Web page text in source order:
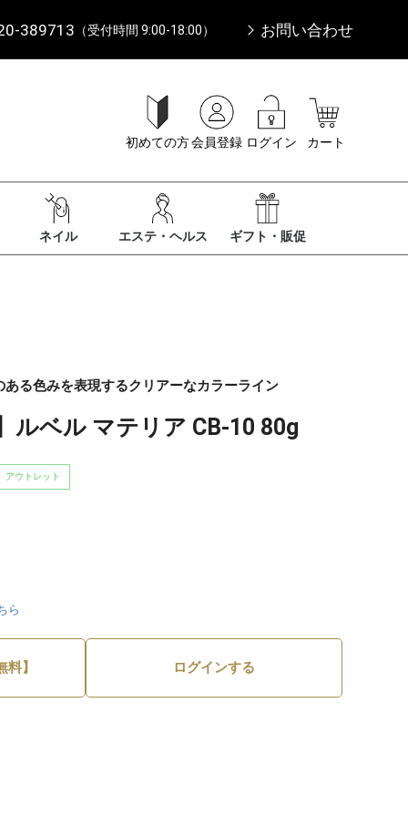
389713 （受付時間 9:00-18:00） お問い合わせ
初めての方会員登録 ログイン カート
ネイル エステ・ヘルス ギフト・販促
る色みを表現するクリアーなカラーライン
ルベル マテリア CB-10 80g
アウトレット
ら
】 ログインする